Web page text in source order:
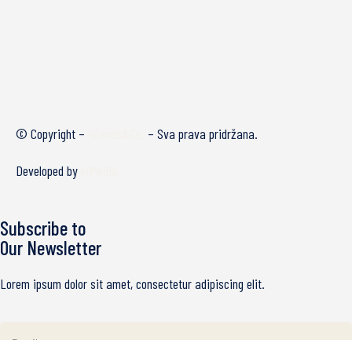
© Copyright – – Sva prava pridržana.
Developed by
Subscribe to
Our Newsletter
Lorem ipsum dolor sit amet, consectetur adipiscing elit.